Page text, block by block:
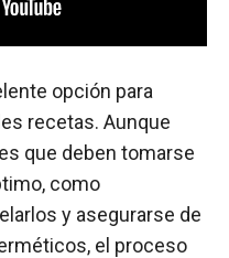
opción para
recetas. Aunque
que deben tomarse
como
y asegurarse de
el proceso